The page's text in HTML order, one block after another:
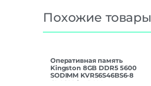
Похожие товары
Оперативная память
Kingston 8GB DDR5 5600
SODIMM KVR56S46BS6-8
CL46 ValueRAM